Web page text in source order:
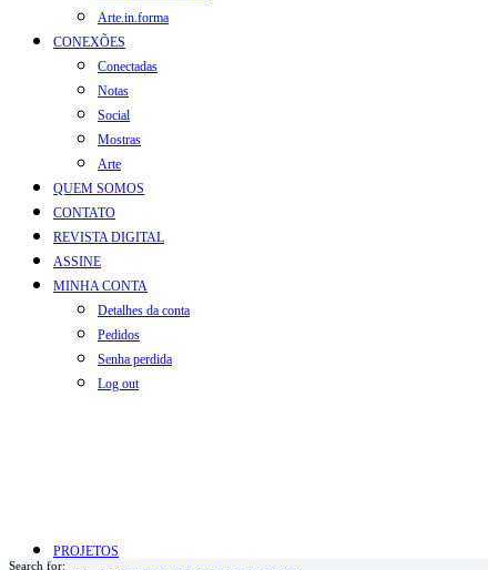
Arte.in.forma
CONEXÕES
Conectadas
Notas
Social
Mostras
Arte
QUEM SOMOS
CONTATO
REVISTA DIGITAL
ASSINE
MINHA CONTA
Detalhes da conta
Pedidos
Senha perdida
Log out
PROJETOS
Search for: